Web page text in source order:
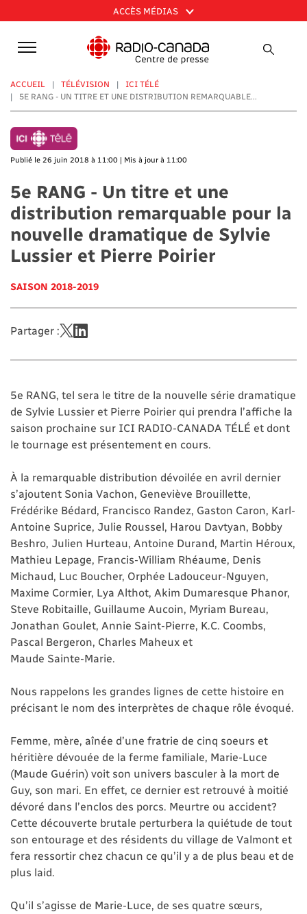
au
contenu
principal
ACCÈS MÉDIAS
ACCUEIL TÉLÉVISION
ICI TÉLÉ
5E RANG - UN TITRE ET UNE DISTRIBUTION REMARQUABLE...
Publié le 26 juin 2018 à 11:00 | Mis à jour à 11:00
5e RANG - Un titre et une
distribution remarquable pour la
nouvelle dramatique de Sylvie
Lussier et Pierre Poirier
SAISON 2018-2019
Partager :
5e RANG, tel sera le titre de la nouvelle série dramatique
de Sylvie Lussier et Pierre Poirier qui prendra l’affiche la
saison prochaine sur ICI RADIO-CANADA TÉLÉ et dont
le tournage est présentement en cours.
À la remarquable distribution dévoilée en avril dernier
s’ajoutent Sonia Vachon, Geneviève Brouillette,
Frédérike Bédard, Francisco Randez, Gaston Caron, Karl-
Antoine Suprice, Julie Roussel, Harou Davtyan, Bobby
Beshro, Julien Hurteau, Antoine Durand, Martin Héroux,
Mathieu Lepage, Francis-William Rhéaume, Denis
Michaud, Luc Boucher, Orphée Ladouceur-Nguyen,
Maxime Cormier, Lya Althot, Akim Dumaresque Phanor,
Steve Robitaille, Guillaume Aucoin, Myriam Bureau,
Jonathan Goulet, Annie Saint-Pierre, K.C. Coombs,
Pascal Bergeron, Charles Maheux et
Maude Sainte-Marie.
Nous rappelons les grandes lignes de cette histoire en
précisant le nom des interprètes de chaque rôle évoqué.
Femme, mère, aînée d’une fratrie de cinq soeurs et
héritière dévouée de la ferme familiale, Marie-Luce
(Maude Guérin) voit son univers basculer à la mort de
Guy, son mari. En effet, ce dernier est retrouvé à moitié
dévoré dans l’enclos des porcs. Meurtre ou accident?
Cette découverte brutale perturbera la quiétude de tout
son entourage et des résidents du village de Valmont et
fera ressortir chez chacun ce qu’il y a de plus beau et de
plus laid.
Qu’il s’agisse de Marie-Luce, de ses quatre sœurs,